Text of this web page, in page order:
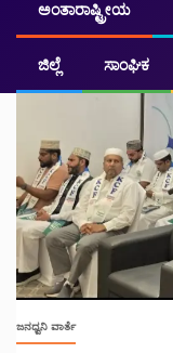
ಅಂತಾರಾಷ್ಟ್ರೀಯ
ಜಿಲ್ಲೆ ಸಾಂಘಿಕ
ಜನಧ್ವನಿ ವಾರ್ತೆ